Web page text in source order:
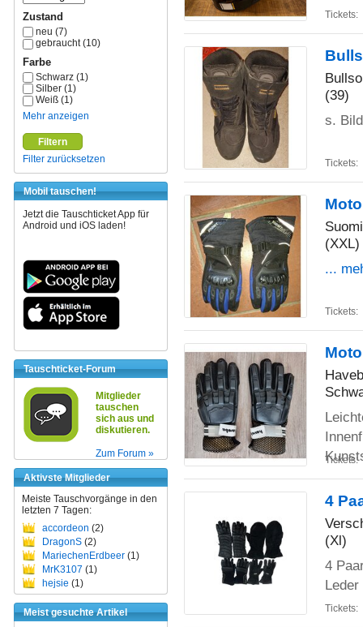
Zustand
neu (7)
gebraucht (10)
Farbe
Schwarz (1)
Silber (1)
Weiß (1)
Mehr anzeigen
Filtern
Filter zurücksetzen
Mobil tauschen!
Jetzt die Tauschticket App für
Android und iOS laden!
Tauschticket-Forum
Mitglieder
tauschen
sich aus und
diskutieren.
Zum Forum »
Aktivste Mitglieder
Meiste Tauschvorgänge in den
letzten 7 Tagen:
accordeon (2)
DragonS (2)
MariechenErdbeer (1)
MrK3107 (1)
hejsie (1)
Meist gesuchte Artikel
Tickets:
(39)
s.
Tickets:
Suomi
(XXL)
...
Tickets:
Tickets:
4
(Xl)
4
Tickets: